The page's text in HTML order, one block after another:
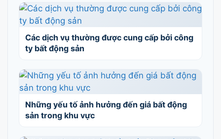
Các dịch vụ thường được cung cấp bởi công
ty bất động sản
Những yếu tố ảnh hưởng đến giá bất động
sản trong khu vực